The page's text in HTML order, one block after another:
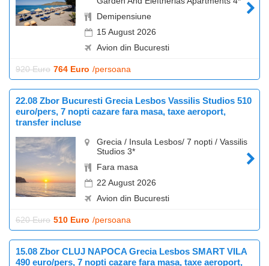
Demipensiune
15 August 2026
Avion din Bucuresti
920 Euro 764 Euro /persoana
22.08 Zbor Bucuresti Grecia Lesbos Vassilis Studios 510
euro/pers, 7 nopti cazare fara masa, taxe aeroport,
transfer incluse
Grecia / Insula Lesbos/ 7 nopti / Vassilis
Studios 3*
Fara masa
22 August 2026
Avion din Bucuresti
620 Euro 510 Euro /persoana
15.08 Zbor CLUJ NAPOCA Grecia Lesbos SMART VILA
490 euro/pers, 7 nopti cazare fara masa, taxe aeroport,